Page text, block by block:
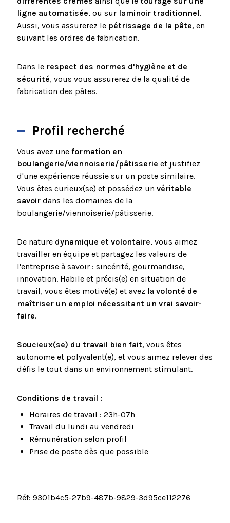
ligne automatisée, ou sur laminoir traditionnel.
Aussi, vous assurerez lepétrissage de la pâte, en
suivant les ordres de fabrication.
Dans le respect des normes d'hygiène et de
sécurité, vous vous assurerez de la qualité de
fabrication des pâtes.
Profil recherché
Vous avez une formation en
boulangerie/viennoiserie/pâtisserie et justifiez
d'une expérience réussie sur un poste similaire.
Vous êtes curieux(se) et possédez un véritable
savoirdans les domaines de la
boulangerie/viennoiserie/pâtisserie.
De nature dynamique et volontaire, vous aimez
travailler en équipe et partagez les valeurs de
l'entreprise à savoir : sincérité, gourmandise,
innovation. Habile et précis(e) en situation de
travail, vous êtes motivé(e) et avez la volonté de
maîtriser un emploi nécessitant un vrai savoir-
faire.
Soucieux(se) du travail bien fait, vous êtes
autonome et polyvalent(e), et vous aimez relever des
défis le tout dans un environnement stimulant.
Conditions de travail :
Horaires de travail : 23h-07h
Travail du lundi au vendredi
Rémunération selon profil
Prise de poste dès que possible
Réf: 9301b4c5-27b9-487b-9829-3d95ce112276